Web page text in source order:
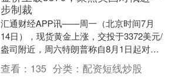
步制裁
汇通财经APP讯——周一（北京时间7月
14日），现货黄金上涨，交投于3372美元/
盎司附近，周六特朗普称自8月1日起对从
欧盟、墨西哥进口的商品分别征收30%关
税....
查看： 135 分类： 配资短线炒股